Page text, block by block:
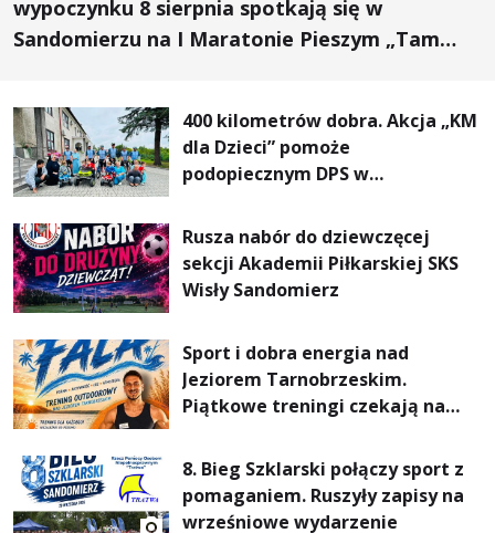
wypoczynku 8 sierpnia spotkają się w
Sandomierzu na I Maratonie Pieszym „Tam
400 kilometrów dobra. Akcja „KM
dla Dzieci” pomoże
podopiecznym DPS w
Rusza nabór do dziewczęcej
sekcji Akademii Piłkarskiej SKS
Wisły Sandomierz
Sport i dobra energia nad
Jeziorem Tarnobrzeskim.
Piątkowe treningi czekają na
8. Bieg Szklarski połączy sport z
pomaganiem. Ruszyły zapisy na
wrześniowe wydarzenie